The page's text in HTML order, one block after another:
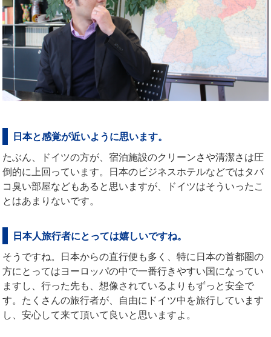
日本と感覚が近いように思います。
たぶん、ドイツの方が、宿泊施設のクリーンさや清潔さは圧
倒的に上回っています。日本のビジネスホテルなどではタバ
コ臭い部屋などもあると思いますが、ドイツはそういったこ
とはあまりないです。
日本人旅行者にとっては嬉しいですね。
そうですね。日本からの直行便も多く、特に日本の首都圏の
方にとってはヨーロッパの中で一番行きやすい国になってい
ますし、行った先も、想像されているよりもずっと安全で
す。たくさんの旅行者が、自由にドイツ中を旅行しています
し、安心して来て頂いて良いと思いますよ。